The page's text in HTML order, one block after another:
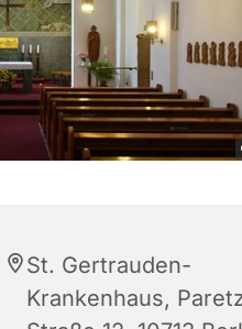
St. Gertrauden-
Krankenhaus,